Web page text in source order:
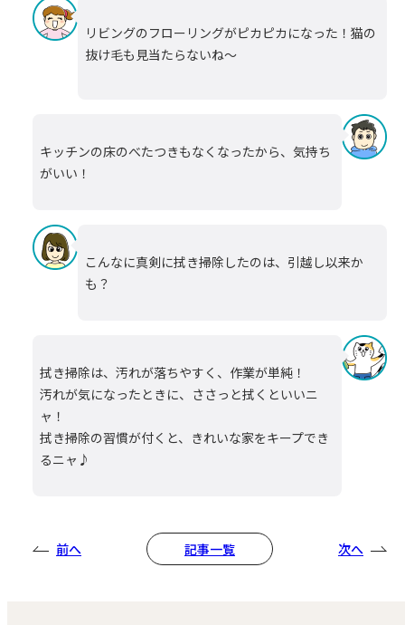
リビングのフローリングがピカピカになった！猫の
抜け毛も見当たらないね～
キッチンの床のべたつきもなくなったから、気持ち
がいい！
こんなに真剣に拭き掃除したのは、引越し以来か
も？
拭き掃除は、汚れが落ちやすく、作業が単純！
汚れが気になったときに、ささっと拭くといいニ
ャ！
拭き掃除の習慣が付くと、きれいな家をキープでき
るニャ♪
前へ 記事一覧 次へ